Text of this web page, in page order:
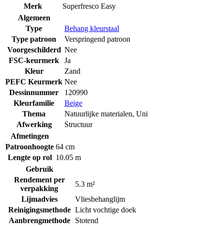
Merk
Superfresco Easy
Algemeen
Type
Behang kleurstaal
Type patroon
Verspringend patroon
Voorgeschilderd Nee
FSC-keurmerk
Ja
Kleur
Zand
PEFC Keurmerk Nee
Dessinnummer
120990
Kleurfamilie
Beige
Thema
Natuurlijke materialen, Uni
Afwerking
Structuur
Afmetingen
Patroonhoogte 64 cm
Lengte op rol 10.05 m
Gebruik
Rendement per
verpakking
5.3 m²
Lijmadvies
Vliesbehanglijm
Reinigingsmethode Licht vochtige doek
Aanbrengmethode
Stotend